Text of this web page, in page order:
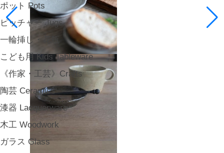
ポット Pots
ピッチャー Jugs
一輪挿し・花瓶
こども用 Kids Tableware
《作家・工芸》Crafts
陶芸 Ceramics
漆器 Lacquerware
木工 Woodwork
ガラス Glass